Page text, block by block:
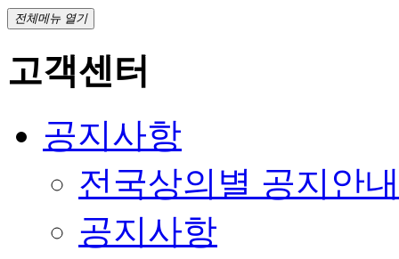
전체메뉴 열기
고객센터
공지사항
전국상의별 공지안내
공지사항